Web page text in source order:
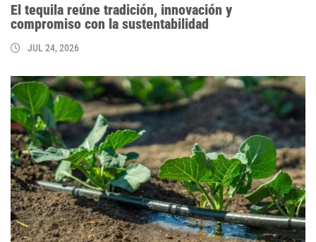
El tequila reúne tradición, innovación y
compromiso con la sustentabilidad
JUL 24, 2026